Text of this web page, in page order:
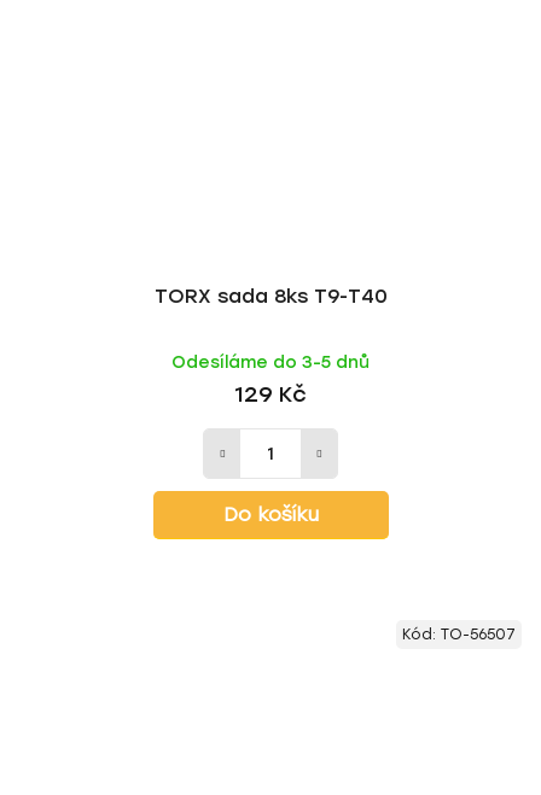
TORX sada 8ks T9-T40
Odesíláme do 3-5 dnů
129 Kč
Do košíku
Kód: TO-56507